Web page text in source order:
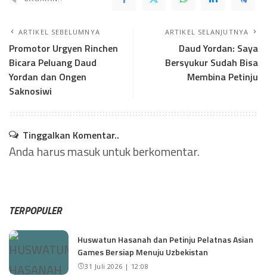
ARTIKEL SEBELUMNYA
Promotor Urgyen Rinchen
Bicara Peluang Daud
Yordan dan Ongen
Saknosiwi
ARTIKEL SELANJUTNYA
Daud Yordan: Saya
Bersyukur Sudah Bisa
Membina Petinju
Tinggalkan Komentar..
Anda harusmasukuntuk berkomentar.
TERPOPULER
Huswatun Hasanah dan Petinju Pelatnas Asian
Games Bersiap Menuju Uzbekistan
31 Juli 2026 | 12:08